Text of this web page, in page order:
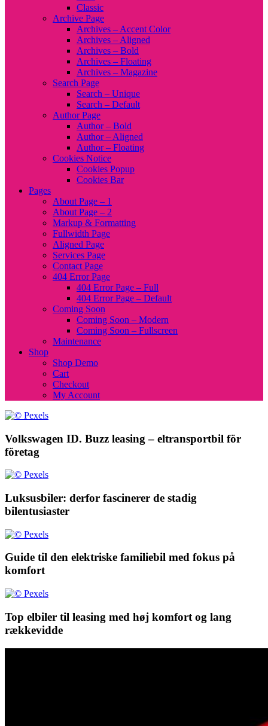
Classic
Archive Page
Archives – Accent Color
Archives – Aligned
Archives – Bold
Archives – Floating
Archives – Magazine
Search Page
Search – Unique
Search – Default
Author Page
Author – Bold
Author – Aligned
Author – Floating
Cookies Notice
Cookies Popup
Cookies Bar
Pages
About Page – 1
About Page – 2
Markup & Formatting
Fullwidth Page
Aligned Page
Services Page
Contact Page
404 Error Page
404 Error Page – Full
404 Error Page – Default
Coming Soon
Coming Soon – Modern
Coming Soon – Fullscreen
Maintenance
Shop
Shop Demo
Cart
Checkout
My Account
Volkswagen ID. Buzz leasing – eltransportbil för
företag
Luksusbiler: derfor fascinerer de stadig
bilentusiaster
Guide til den elektriske familiebil med fokus på
komfort
Top elbiler til leasing med høj komfort og lang
rækkevidde